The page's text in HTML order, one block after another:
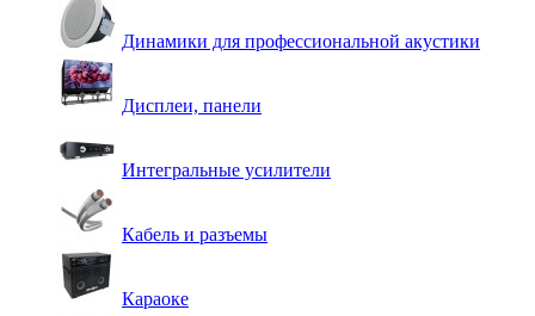
Динамики для профессиональной акустики
Дисплеи, панели
Интегральные усилители
Кабель и разъемы
Караоке